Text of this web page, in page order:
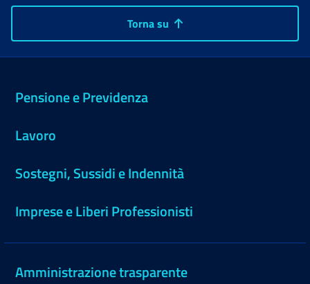
Torna su
Pensione e Previdenza
Lavoro
Sostegni, Sussidi e Indennità
Imprese e Liberi Professionisti
Amministrazione trasparente